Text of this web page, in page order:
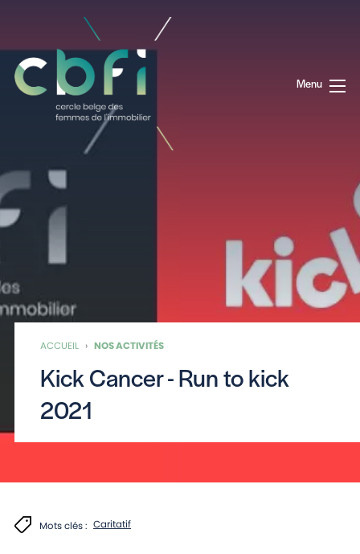
Menu
ACCUEIL › NOS ACTIVITÉS
Kick Cancer - Run to kick
2021
Mots clés : Caritatif